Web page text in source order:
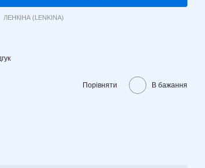
ЛЕНКІНА (LENKINA)
Порівняти В бажання